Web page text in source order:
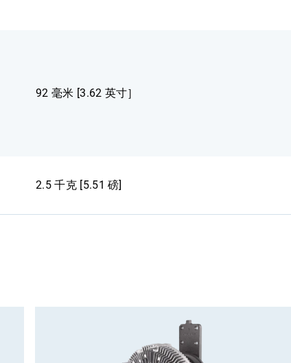
92 毫米 [3.62 英寸］
2.5 千克 [5.51 磅]